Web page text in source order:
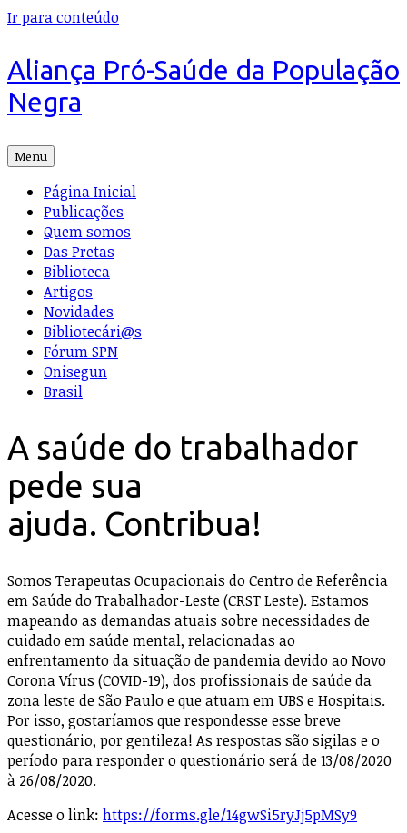
Ir para conteúdo
Aliança Pró-Saúde da População
Negra
Menu
Página Inicial
Publicações
Quem somos
Das Pretas
Biblioteca
Artigos
Novidades
Bibliotecári@s
Fórum SPN
Onisegun
Brasil
A saúde do trabalhador
pede sua
ajuda. Contribua!
Somos Terapeutas Ocupacionais do Centro de Referência
em Saúde do Trabalhador-Leste (CRST Leste). Estamos
mapeando as demandas atuais sobre necessidades de
cuidado em saúde mental, relacionadas ao
enfrentamento da situação de pandemia devido ao Novo
Corona Vírus (COVID-19), dos profissionais de saúde da
zona leste de São Paulo e que atuam em UBS e Hospitais.
Por isso, gostaríamos que respondesse esse breve
questionário, por gentileza! As respostas são sigilas e o
período para responder o questionário será de 13/08/2020
à 26/08/2020.
Acesse o link: https://forms.gle/14gwSi5ryJj5pMSy9